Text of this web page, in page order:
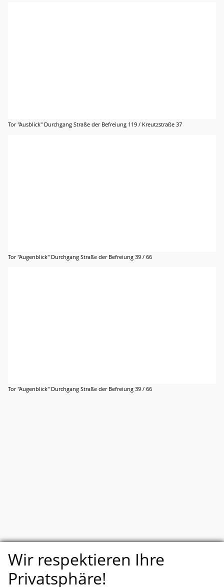
Tor "Ausblick" Durchgang Straße der Befreiung 119 / Kreutzstraße 37
Tor "Augenblick" Durchgang Straße der Befreiung 39 / 66
Tor "Augenblick" Durchgang Straße der Befreiung 39 / 66
nach oben
Wir respektieren Ihre
Privatsphäre!